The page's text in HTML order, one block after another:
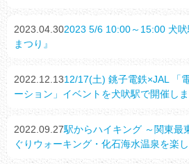
2023.04.302023 5/6 10:00～15:00 犬
まつり』
2022.12.1312/17(土) 銚子電鉄×JAL 「
ーション」イベントを犬吠駅で開催しま
2022.09.27駅からハイキング ～関東最
ぐりウォーキング・化石海水温泉を楽